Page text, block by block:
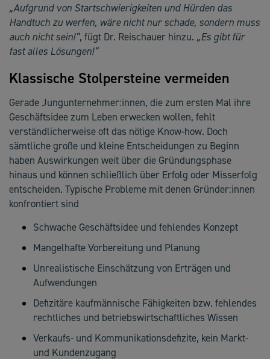
„Aufgrund von Startschwierigkeiten und Hürden das
Handtuch zu werfen, wäre nicht nur schade, sondern muss
auch nicht sein!“, fügt Dr. Reischauer hinzu. „Es gibt für
fast alles Lösungen!“
Klassische Stolpersteine vermeiden
Gerade Jungunternehmer:innen, die zum ersten Mal ihre
Geschäftsidee zum Leben erwecken wollen, fehlt
verständlicherweise oft das nötige Know-how. Doch
sämtliche große und kleine Entscheidungen zu Beginn
haben Auswirkungen weit über die Gründungsphase
hinaus und können schließlich über Erfolg oder Misserfolg
entscheiden. Typische Probleme mit denen Gründer:innen
konfrontiert sind
Schwache Geschäftsidee und fehlendes Konzept
Mangelhafte Vorbereitung und Planung
Unrealistische Einschätzung von Erträgen und
Aufwendungen
Defizitäre kaufmännische Fähigkeiten bzw. fehlendes
rechtliches und betriebswirtschaftliches Wissen
Verkaufs- und Kommunikationsdefizite, kein Markt-
und Kundenzugang